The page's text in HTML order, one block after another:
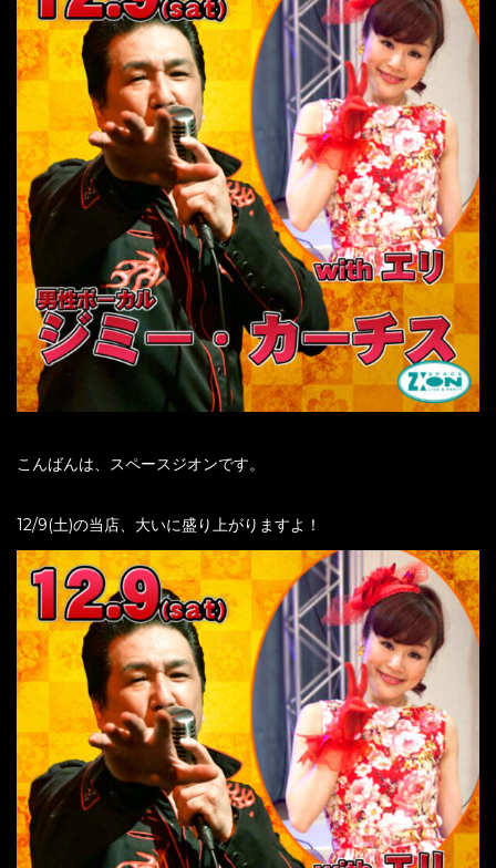
こんばんは、スペースジオンです。
12/9(土)の当店、大いに盛り上がりますよ！